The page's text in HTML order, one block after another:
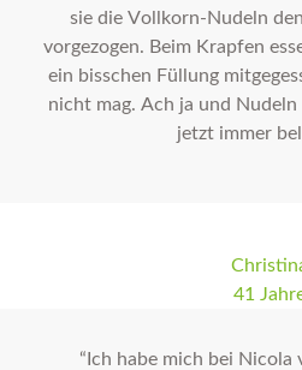
sie die Vollkorn-Nudeln
vorgezogen. Beim Krapfen
ein bisschen Füllung
nicht mag. Ach ja und
jetzt immer
41
“Ich habe mich bei Nicola